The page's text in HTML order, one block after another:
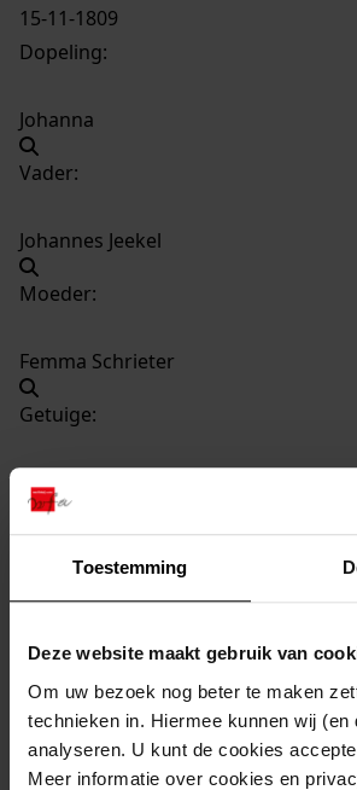
Toestemming
Deze website maakt gebruik van
Om uw bezoek nog beter te maken
technieken in. Hiermee kunnen wij
analyseren. U kunt de cookies
Meer informatie over cookies en
15-11-1809
Dopeling:
Johanna
Vader:
Johannes Jeekel
Moeder:
Femma Schrieter
Getuige:
Aaltje Schrieter
Kerkelijke gezindte:
Hervormd
Bijzonderheden:
1702-09 Doop-, trouw- en
1581-1910
Inventarisnummer: